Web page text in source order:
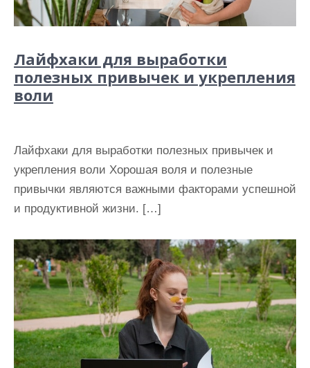
Лайфхаки для выработки
полезных привычек и укрепления
воли
Лайфхаки для выработки полезных привычек и
укрепления воли Хорошая воля и полезные
привычки являются важными факторами успешной
и продуктивной жизни. […]